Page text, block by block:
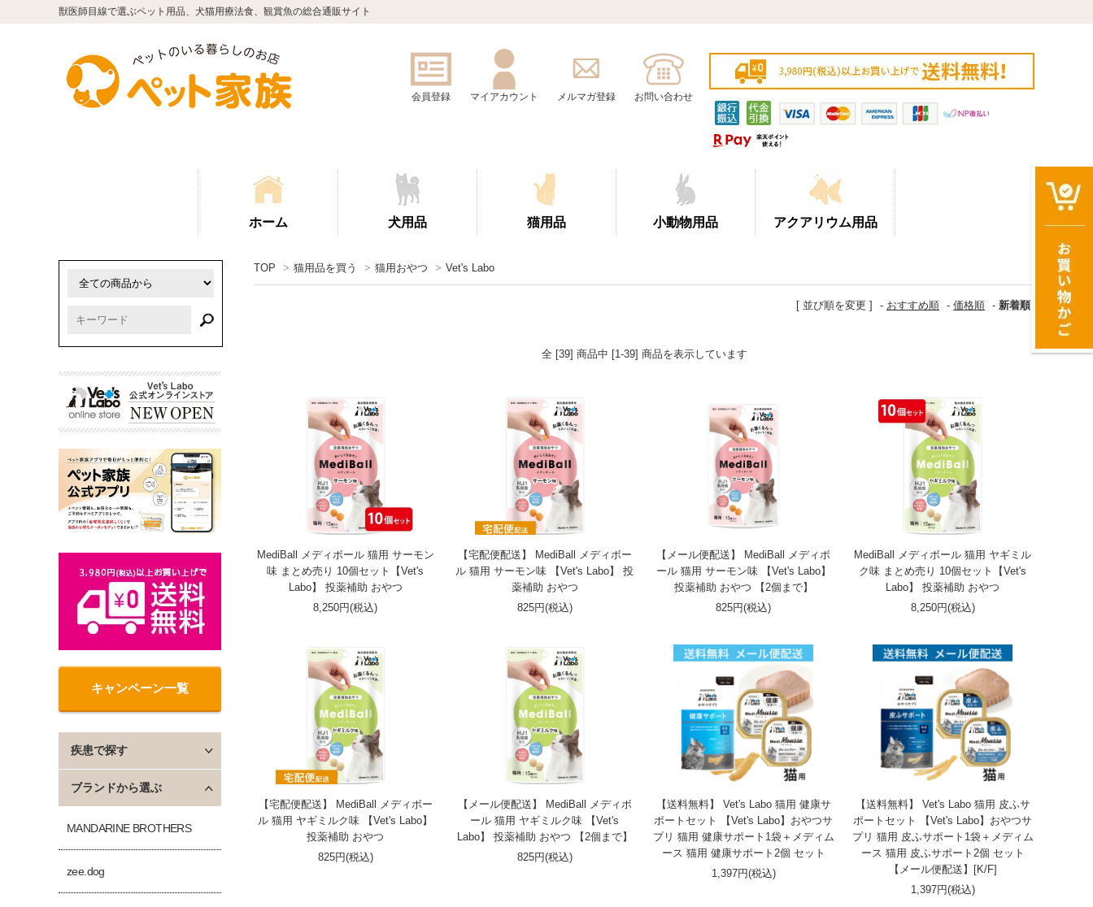
獣医師目線で選ぶペット用品、犬猫用療法食、観賞魚の総合通販サイト
会員登録 マイアカウント メルマガ登録 お問い合わせ
ホーム 犬用品 猫用品 小動物用品 アクアリウム用品
TOP > 猫用品を買う > 猫用おやつ > Vet's Labo
[ 並び順を変更 ] - おすすめ順 - 価格順 - 新着順
全 [39] 商品中 [1-39] 商品を表示しています
MediBall メディボール 猫用 サーモン
味 まとめ売り 10個セット【Vet's
Labo】 投薬補助 おやつ
8,250円(税込)
【宅配便配送】 MediBall メディボー
ル 猫用 サーモン味 【Vet's Labo】 投
薬補助 おやつ
825円(税込)
【メール便配送】 MediBall メディボ
ール 猫用 サーモン味 【Vet's Labo】
投薬補助 おやつ 【2個まで】
825円(税込)
MediBall メディボール 猫用 ヤギミル
ク味 まとめ売り 10個セット【Vet's
Labo】 投薬補助 おやつ
8,250円(税込)
【宅配便配送】 MediBall メディボー
ル 猫用 ヤギミルク味 【Vet's Labo】
投薬補助 おやつ
825円(税込)
【メール便配送】 MediBall メディボ
ール 猫用 ヤギミルク味 【Vet's
Labo】 投薬補助 おやつ 【2個まで】
825円(税込)
【送料無料】 Vet's Labo 猫用 健康サ
ポートセット 【Vet's Labo】おやつサ
プリ 猫用 健康サポート1袋＋メディム
ース 猫用 健康サポート2個 セット
1,397円(税込)
【送料無料】 Vet's Labo 猫用 皮ふサ
ポートセット 【Vet's Labo】おやつサ
プリ 猫用 皮ふサポート1袋＋メディム
ース 猫用 皮ふサポート2個 セット
【メール便配送】[K/F]
1,397円(税込)
キャンペーン一覧
疾患で探す
ブランドから選ぶ
MANDARINE BROTHERS
zee.dog